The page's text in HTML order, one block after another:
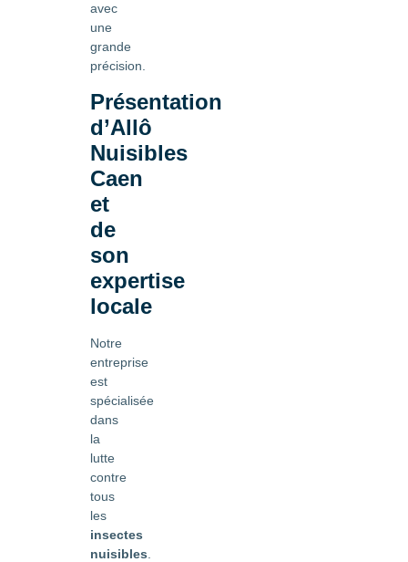
avec
une
grande
précision.
Présentation
d’Allô
Nuisibles
Caen
et
de
son
expertise
locale
Notre
entreprise
est
spécialisée
dans
la
lutte
contre
tous
les
insectes
nuisibles